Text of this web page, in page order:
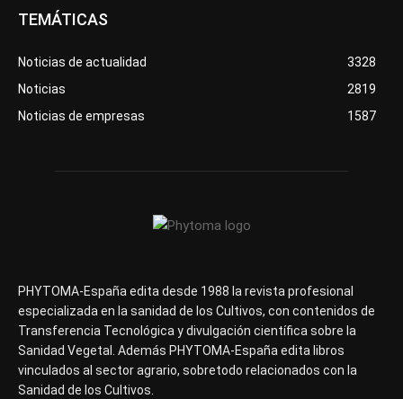
TEMÁTICAS
Noticias de actualidad
3328
Noticias
2819
Noticias de empresas
1587
PHYTOMA-España edita desde 1988 la revista profesional
especializada en la sanidad de los Cultivos, con contenidos de
Transferencia Tecnológica y divulgación científica sobre la
Sanidad Vegetal. Además PHYTOMA-España edita libros
vinculados al sector agrario, sobretodo relacionados con la
Sanidad de los Cultivos.